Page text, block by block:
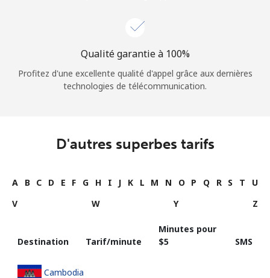
Qualité garantie à 100%
Profitez d'une excellente qualité d'appel grâce aux dernières
technologies de télécommunication.
D'autres superbes tarifs
A B C D E F G H I J K L M N O P Q R S T
U
V
W Y Z
Destination Tarif/minute
Minutes pour
⁦$5⁩
SMS
Cambodia